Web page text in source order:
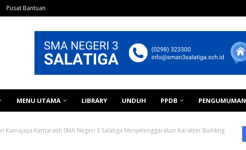
Pusat Bantuan
MENU UTAMA LIBRARY UNDUH PPDB PENGUMUMAN
Kamajaya Kamaratih SMA Negeri 3 Salatiga Menyelenggarakan Karakter Building